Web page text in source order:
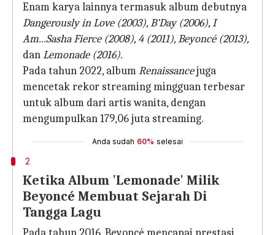
Enam karya lainnya termasuk album debutnya
Dangerously in Love (2003), B'Day (2006), I
Am...Sasha Fierce (2008), 4 (2011), Beyoncé (2013),
danLemonade (2016).
Pada tahun 2022, albumRenaissancejuga
mencetak rekor streaming mingguan terbesar
untuk album dari artis wanita, dengan
mengumpulkan 179,06 juta streaming.
Anda sudah 60% selesai
2
Ketika Album 'Lemonade' Milik
Beyoncé Membuat Sejarah Di
Tangga Lagu